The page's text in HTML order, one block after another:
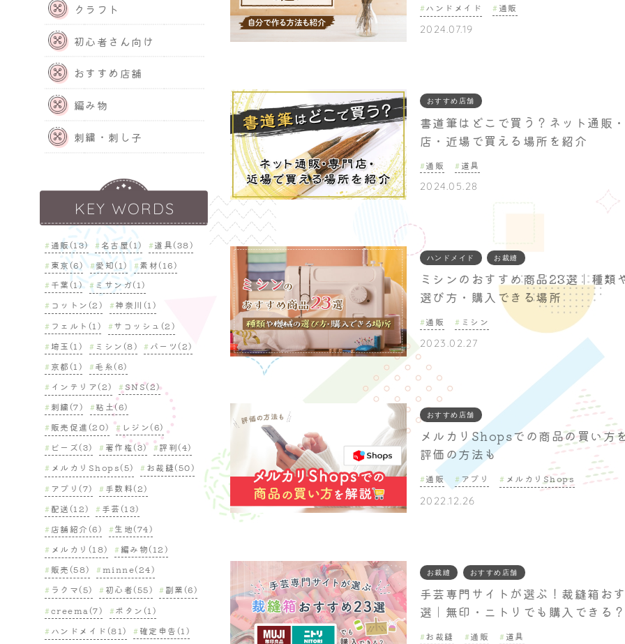
クラフト
初心者さん向け
おすすめ店舗
編み物
刺繍・刺し子
KEY WORDS
通販(13) 名古屋(1)
道具(38)
東京(6)
愛知(1)
素材(16)
千葉(1)
ミサンガ(1)
コットン(2)
神奈川(1)
フェルト(1)
サコッシュ(2)
埼玉(1)
ミシン(8)
パーツ(2)
京都(1)
毛糸(6)
インテリア(2)
SNS(2)
刺繍(7)
粘土(6)
販売促進(20)
レジン(6)
ビーズ(3)
著作権(3)
評判(4)
メルカリShops(5)
お裁縫(50)
アプリ(7)
手数料(2)
配送(12)
手芸(13)
店舗紹介(6)
生地(74)
メルカリ(18)
編み物(12)
販売(58)
minne(24)
ラクマ(5)
初心者(55)
副業(6)
creema(7)
ボタン(1)
ハンドメイド(81)
確定申告(1)
ハンドメイド 通販
2024.07.19
おすすめ店舗
書道筆はどこで買う？ネット通販
店・近場で買える場所を紹介
通販 道具
2024.05.28
ハンドメイド お裁縫
ミシンのおすすめ商品23選｜種類
選び方・購入できる場所
通販 ミシン
2023.02.27
おすすめ店舗
メルカリShopsでの商品の買い方
評価の方法も
通販 アプリ メルカリShops
2022.12.26
お裁縫 おすすめ店舗
手芸専門サイトが選ぶ！裁縫箱お
選｜無印・ニトリでも購入できる？
お裁縫 通販 道具